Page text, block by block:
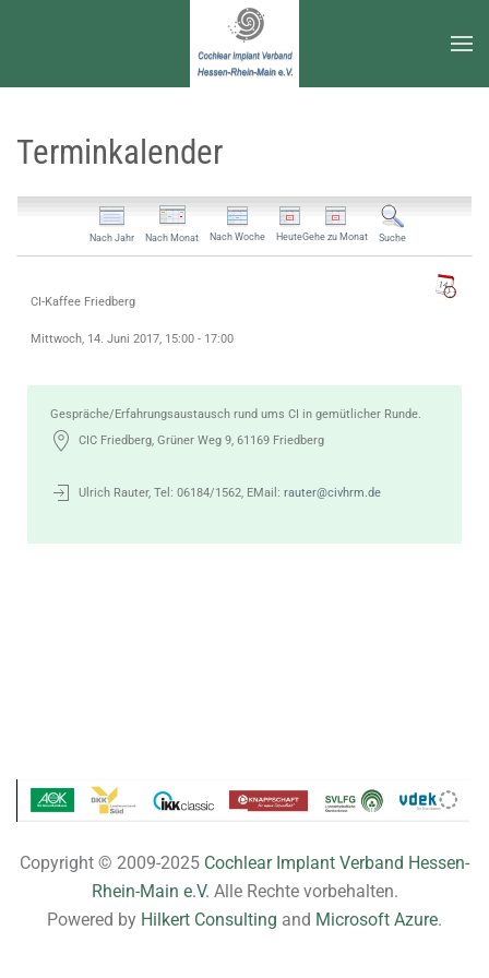
Zum Hauptinhalt springen
Terminkalender
Nach Jahr Nach Monat Nach Woche HeuteGehe zu Monat Suche
CI-Kaffee Friedberg
Mittwoch, 14. Juni 2017, 15:00 - 17:00
Gespräche/Erfahrungsaustausch rund ums CI in gemütlicher Runde.
CIC Friedberg, Grüner Weg 9, 61169 Friedberg
Ulrich Rauter, Tel: 06184/1562, EMail: rauter@civhrm.de
Copyright © 2009-2025 Cochlear Implant Verband Hessen-
Rhein-Main e.V. Alle Rechte vorbehalten.
Powered by Hilkert Consulting and Microsoft Azure.